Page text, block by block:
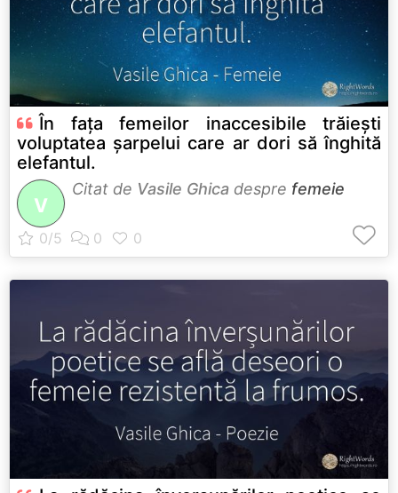
În fața femeilor inaccesibile trăiești
voluptatea șarpelui care ar dori să înghită
elefantul.
V
Citat de Vasile Ghica despre femeie